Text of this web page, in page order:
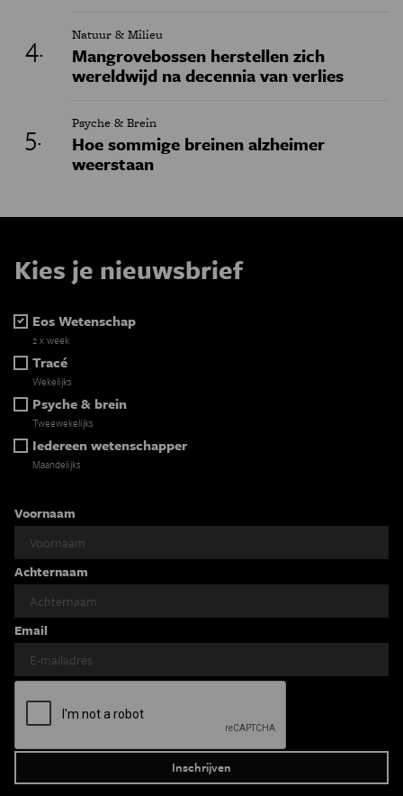
Natuur & Milieu
Mangrovebossen herstellen zich
wereldwijd na decennia van verlies
Psyche & Brein
Hoe sommige breinen alzheimer
weerstaan
Kies je nieuwsbrief
Eos Wetenschap
2 x week
Tracé
Wekelijks
Psyche & brein
Tweewekelijks
Iedereen wetenschapper
Maandelijks
Voornaam
Achternaam
Email